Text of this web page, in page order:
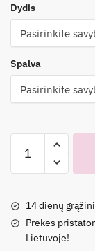
Dydis
Spalva
kiekis:
Oversize
Juoda
|
Rusva
14 dienų
Prekes
Lietuvoje!